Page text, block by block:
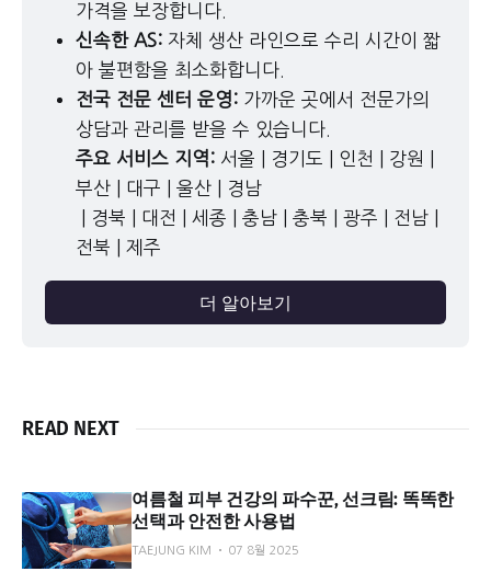
가격을 보장합니다.
신속한 AS: 자체 생산 라인으로 수리 시간이 짧
아 불편함을 최소화합니다.
전국 전문 센터 운영: 가까운 곳에서 전문가의
상담과 관리를 받을 수 있습니다.
주요 서비스 지역: 서울 | 경기도 | 인천 | 강원 |
부산 | 대구 | 울산 | 경남
전북 | 제주
더 알아보기
READ NEXT
여름철 피부 건강의 파수꾼, 선크림: 똑똑한
선택과 안전한 사용법
TAEJUNG KIM 07 8월 2025